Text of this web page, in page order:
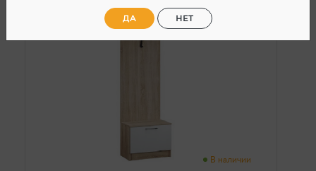
В наличии
ДА НЕТ